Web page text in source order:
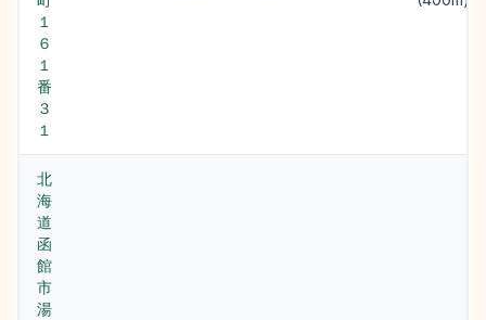
１
６
１
番
３
１
北
海
道
函
館
市
湯